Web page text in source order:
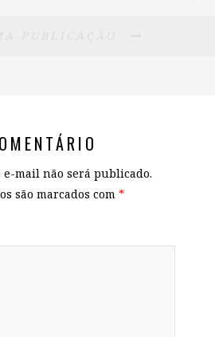
e-mail não será publicado.
são marcados com *